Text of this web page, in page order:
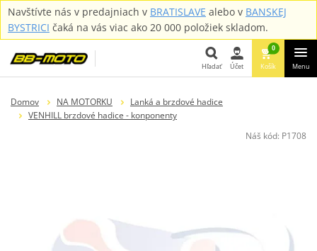
Navštívte nás v predajniach v BRATISLAVE alebo v BANSKEJ
BYSTRICI čaká na vás viac ako 20 000 položiek skladom.
Hľadať Účet
0
Košík Menu
Domov NA MOTORKU
Lanká a brzdové hadice
VENHILL brzdové hadice - konponenty
Náš kód: P1708